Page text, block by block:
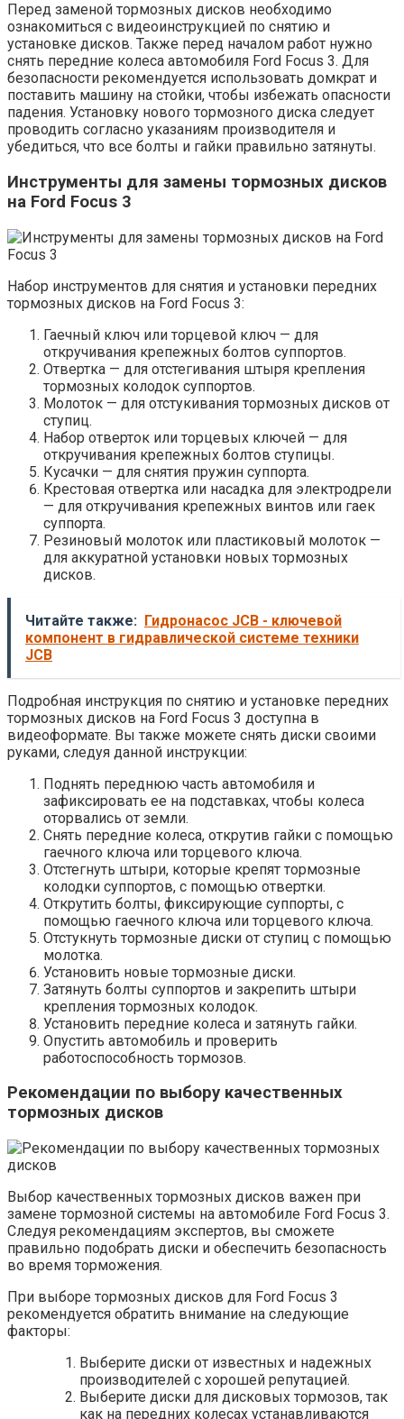
Перед заменой тормозных дисков необходимо
ознакомиться с видеоинструкцией по снятию и
установке дисков. Также перед началом работ нужно
снять передние колеса автомобиля Ford Focus 3. Для
безопасности рекомендуется использовать домкрат и
поставить машину на стойки, чтобы избежать опасности
падения. Установку нового тормозного диска следует
проводить согласно указаниям производителя и
убедиться, что все болты и гайки правильно затянуты.
Инструменты для замены тормозных дисков
на Ford Focus 3
Набор инструментов для снятия и установки передних
тормозных дисков на Ford Focus 3:
Гаечный ключ или торцевой ключ — для
откручивания крепежных болтов суппортов.
Отвертка — для отстегивания штыря крепления
тормозных колодок суппортов.
Молоток — для отстукивания тормозных дисков от
ступиц.
Набор отверток или торцевых ключей — для
откручивания крепежных болтов ступицы.
Кусачки — для снятия пружин суппорта.
Крестовая отвертка или насадка для электродрели
— для откручивания крепежных винтов или гаек
суппорта.
Резиновый молоток или пластиковый молоток —
для аккуратной установки новых тормозных
дисков.
Читайте также: Гидронасос JCB - ключевой
компонент в гидравлической системе техники
JCB
Подробная инструкция по снятию и установке передних
тормозных дисков на Ford Focus 3 доступна в
видеоформате. Вы также можете снять диски своими
руками, следуя данной инструкции:
Поднять переднюю часть автомобиля и
зафиксировать ее на подставках, чтобы колеса
оторвались от земли.
Снять передние колеса, открутив гайки с помощью
гаечного ключа или торцевого ключа.
Отстегнуть штыри, которые крепят тормозные
колодки суппортов, с помощью отвертки.
Открутить болты, фиксирующие суппорты, с
помощью гаечного ключа или торцевого ключа.
Отстукнуть тормозные диски от ступиц с помощью
молотка.
Установить новые тормозные диски.
Затянуть болты суппортов и закрепить штыри
крепления тормозных колодок.
Установить передние колеса и затянуть гайки.
Опустить автомобиль и проверить
работоспособность тормозов.
Рекомендации по выбору качественных
тормозных дисков
Выбор качественных тормозных дисков важен при
замене тормозной системы на автомобиле Ford Focus 3.
Следуя рекомендациям экспертов, вы сможете
правильно подобрать диски и обеспечить безопасность
во время торможения.
При выборе тормозных дисков для Ford Focus 3
рекомендуется обратить внимание на следующие
факторы:
Выберите диски от известных и надежных
производителей с хорошей репутацией.
Выберите диски для дисковых тормозов, так
как на передних колесах устанавливаются